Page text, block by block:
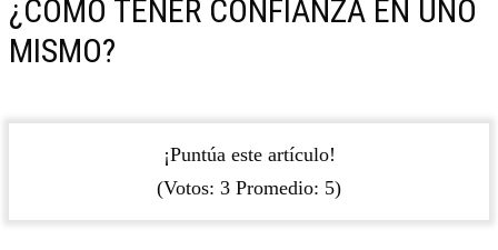
¿CÓMO TENER CONFIANZA EN UNO
MISMO?
¡Puntúa este artículo!
(Votos: 3 Promedio: 5)